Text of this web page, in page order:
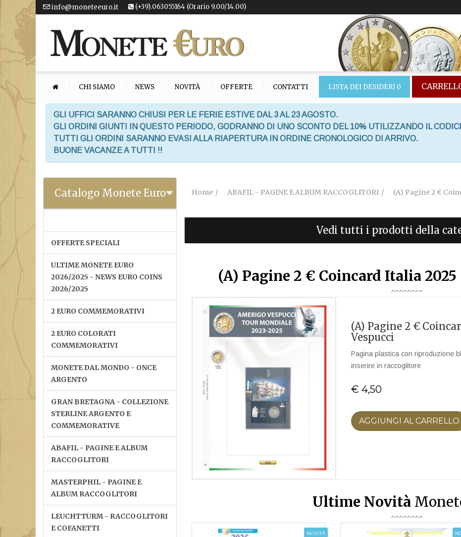
info@moneteeuro.it (+39).063055164 (Orario 9.00/14.00)
CHI SIAMO NEWS NOVITÀ OFFERTE CONTATTI LISTA DEI DESIDERI 0
GLI UFFICI SARANNO CHIUSI PER LE FERIE ESTIVE DAL 3 AL 23 AGOSTO.
GLI ORDINI GIUNTI IN QUESTO PERIODO, GODRANNO DI UNO SCONTO DEL 10% UTILIZZANDO IL
TUTTI GLI ORDINI SARANNO EVASI ALLA RIAPERTURA IN ORDINE CRONOLOGICO DI ARRIVO.
BUONE VACANZE A TUTTI !!
Catalogo Monete Euro
OFFERTE SPECIALI
ULTIME MONETE EURO
2026/2025 - NEWS EURO COINS
2026/2025
2 EURO COMMEMORATIVI
2 EURO COLORATI
COMMEMORATIVI
MONETE DAL MONDO - ONCE
ARGENTO
GRAN BRETAGNA - COLLEZIONE
STERLINE ARGENTO E
COMMEMORATIVE
ABAFIL - PAGINE E ALBUM
RACCOGLITORI
MASTERPHIL - PAGINE E
ALBUM RACCOGLITORI
LEUCHTTURM - RACCOGLITORI
E COFANETTI
Home ABAFIL - PAGINE E ALBUM RACCOGLITORI (A) Pagine 2 €
Vedi tutti i prodotti della
(A) Pagine 2 € Coincard Italia
(A) Pagine 2 €
Vespucci
Pagina plastica con riproduzione
inserire in raccoglitore
€ 4,50
AGGIUNGI AL CARRELLO
Ultime Novità
NOVITÀ